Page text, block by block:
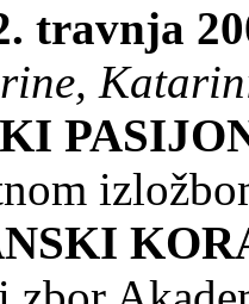
travnja